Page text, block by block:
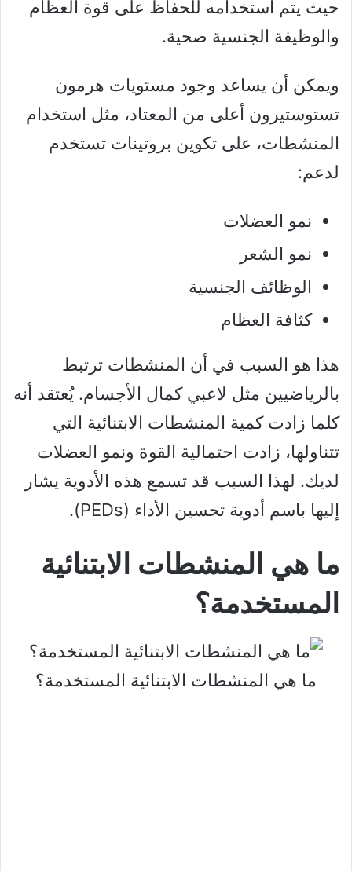
حيث يتم استخدامه للحفاظ على قوة العظام
والوظيفة الجنسية صحية.
ويمكن أن يساعد وجود مستويات هرمون
تستوستيرون أعلى من المعتاد، مثل استخدام
المنشطات، على تكوين بروتينات تستخدم
لدعم:
نمو العضلات
نمو الشعر
الوظائف الجنسية
كثافة العظام
هذا هو السبب في أن المنشطات ترتبط
بالرياضيين مثل لاعبي كمال الأجسام. يُعتقد أنه
كلما زادت كمية المنشطات الابتنائية التي
تتناولها، زادت احتمالية القوة ونمو العضلات
لديك. لهذا السبب قد تسمع هذه الأدوية يشار
إليها باسم أدوية تحسين الأداء (PEDs).
ما هي المنشطات الابتنائية
المستخدمة؟
ما هي المنشطات الابتنائية المستخدمة؟